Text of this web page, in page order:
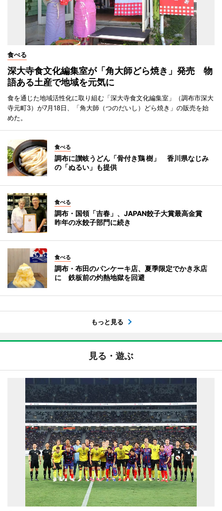
食べる
深大寺食文化編集室が「角大師どら焼き」発売 物
語ある土産で地域を元気に
食を通じた地域活性化に取り組む「深大寺食文化編集室」（調布市深大
寺元町3）が7月18日、「角大師（つのだいし）どら焼き」の販売を始
めた。
食べる
調布に讃岐うどん「骨付き鶏 樹」 香川県なじみ
の「ぬるい」も提供
食べる
調布・国領「吉春」、JAPAN餃子大賞最高金賞
昨年の水餃子部門に続き
食べる
調布・布田のパンケーキ店、夏季限定でかき氷店
に 鉄板前の灼熱地獄を回避
もっと見る
見る・遊ぶ